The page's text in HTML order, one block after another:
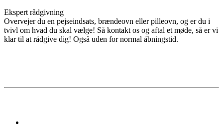
Ekspert rådgivning
Overvejer du en pejseindsats, brændeovn eller pilleovn, og er du i
tvivl om hvad du skal vælge! Så kontakt os og aftal et møde, så er vi
klar til at rådgive dig! Også uden for normal åbningstid.